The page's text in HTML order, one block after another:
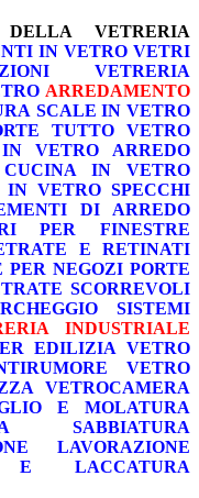
VETRERIA
IN VETRO VETRI
VETRERIA
ARREDAMENTO
SCALE IN VETRO
TUTTO VETRO
VETRO
ARREDO
CUCINA IN VETRO
IN VETRO SPECCHI
DI ARREDO
PER FINESTRE
E RETINATI
PER NEGOZI PORTE
SCORREVOLI
SISTEMI
INDUSTRIALE
EDILIZIA VETRO
VETRO
VETROCAMERA
E MOLATURA
SABBIATURA
LAVORAZIONE
E LACCATURA